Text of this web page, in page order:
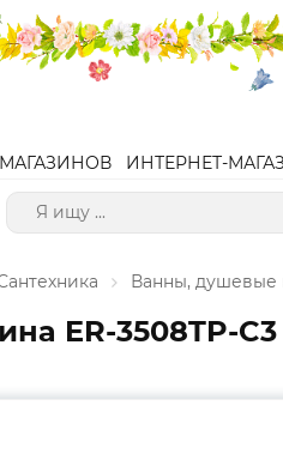
ИНТЕРНЕТ-
Ванны, душевые
ER-3508TP-C3